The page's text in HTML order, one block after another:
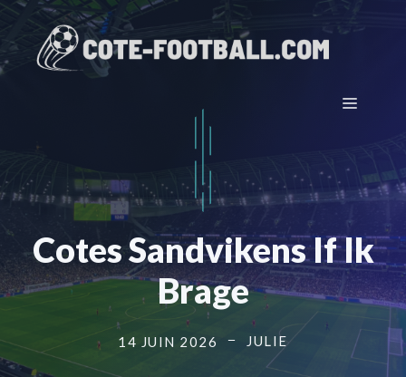
Aller
contenu
Menu
Cotes Sandvikens If Ik
Brage
14 JUIN 2026 JULIE